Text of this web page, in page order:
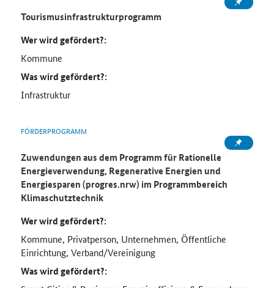
Tourismusinfrastrukturprogramm
Wer wird gefördert?:
Kommune
Was wird gefördert?:
Infrastruktur
FÖRDERPROGRAMM
Zuwendungen aus dem Programm für Rationelle
Energieverwendung, Regenerative Energien und
Energiesparen (progres.nrw) im Programmbereich
Klimaschutztechnik
Wer wird gefördert?:
Kommune, Privatperson, Unternehmen, Öffentliche
Einrichtung, Verband/Vereinigung
Was wird gefördert?: